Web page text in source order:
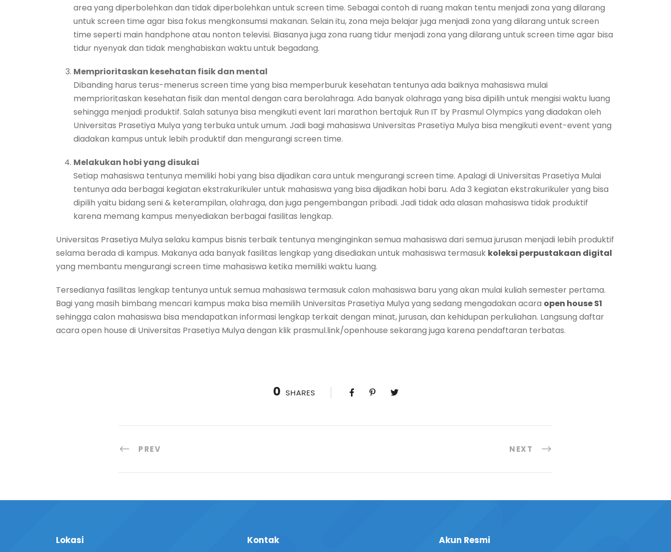
area yang diperbolehkan dan tidak diperbolehkan untuk screen time. Sebagai contoh di ruang makan tentu menjadi zona yang dilarang
untuk screen time agar bisa fokus mengkonsumsi makanan. Selain itu, zona meja belajar juga menjadi zona yang dilarang untuk screen
time seperti main handphone atau nonton televisi. Biasanya juga zona ruang tidur menjadi zona yang dilarang untuk screen time agar bisa
tidur nyenyak dan tidak menghabiskan waktu untuk begadang.
Memprioritaskan kesehatan fisik dan mental
Dibanding harus terus-menerus screen time yang bisa memperburuk kesehatan tentunya ada baiknya mahasiswa mulai
memprioritaskan kesehatan fisik dan mental dengan cara berolahraga. Ada banyak olahraga yang bisa dipilih untuk mengisi waktu luang
sehingga menjadi produktif. Salah satunya bisa mengikuti event lari marathon bertajuk Run IT by Prasmul Olympics yang diadakan oleh
Universitas Prasetiya Mulya yang terbuka untuk umum. Jadi bagi mahasiswa Universitas Prasetiya Mulya bisa mengikuti event-event yang
diadakan kampus untuk lebih produktif dan mengurangi screen time.
Melakukan hobi yang disukai
Setiap mahasiswa tentunya memiliki hobi yang bisa dijadikan cara untuk mengurangi screen time. Apalagi di Universitas Prasetiya Mulai
tentunya ada berbagai kegiatan ekstrakurikuler untuk mahasiswa yang bisa dijadikan hobi baru. Ada 3 kegiatan ekstrakurikuler yang bisa
dipilih yaitu bidang seni & keterampilan, olahraga, dan juga pengembangan pribadi. Jadi tidak ada alasan mahasiswa tidak produktif
karena memang kampus menyediakan berbagai fasilitas lengkap.
Universitas Prasetiya Mulya selaku kampus bisnis terbaik tentunya menginginkan semua mahasiswa dari semua jurusan menjadi lebih produktif
selama berada di kampus. Makanya ada banyak fasilitas lengkap yang disediakan untuk mahasiswa termasuk koleksi perpustakaan digital
yang membantu mengurangi screen time mahasiswa ketika memiliki waktu luang.
Tersedianya fasilitas lengkap tentunya untuk semua mahasiswa termasuk calon mahasiswa baru yang akan mulai kuliah semester pertama.
Bagi yang masih bimbang mencari kampus maka bisa memilih Universitas Prasetiya Mulya yang sedang mengadakan acara open house S1
sehingga calon mahasiswa bisa mendapatkan informasi lengkap terkait dengan minat, jurusan, dan kehidupan perkuliahan. Langsung daftar
acara open house di Universitas Prasetiya Mulya dengan klik prasmul.link/openhouse sekarang juga karena pendaftaran terbatas.
0 SHARES
PREV NEXT
Lokasi Kontak Akun Resmi